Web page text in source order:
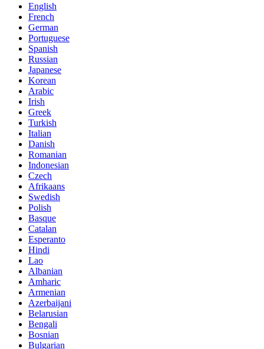
English
French
German
Portuguese
Spanish
Russian
Japanese
Korean
Arabic
Irish
Greek
Turkish
Italian
Danish
Romanian
Indonesian
Czech
Afrikaans
Swedish
Polish
Basque
Catalan
Esperanto
Hindi
Lao
Albanian
Amharic
Armenian
Azerbaijani
Belarusian
Bengali
Bosnian
Bulgarian